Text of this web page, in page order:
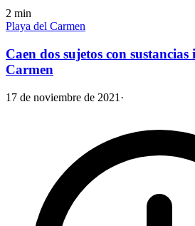
2 min
Playa del Carmen
Caen dos sujetos con
Carmen
17 de noviembre de 2021 ·